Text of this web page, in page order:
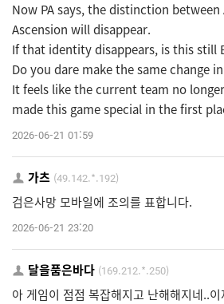
Now PA says, the distinction between
Ascension will disappear.
If that identity disappears, is this still
Do you dare make the same change
It feels like the current team no
made this game special in the first
2026-06-21 01:59
가츠 (49.142.*.192)
검은사망 모바일에 조의를 표합니다.
2026-06-21 23:20
달을품은바다 (169.212.*.250)
아 게임이 점점 복잡해지고 난해해지네..